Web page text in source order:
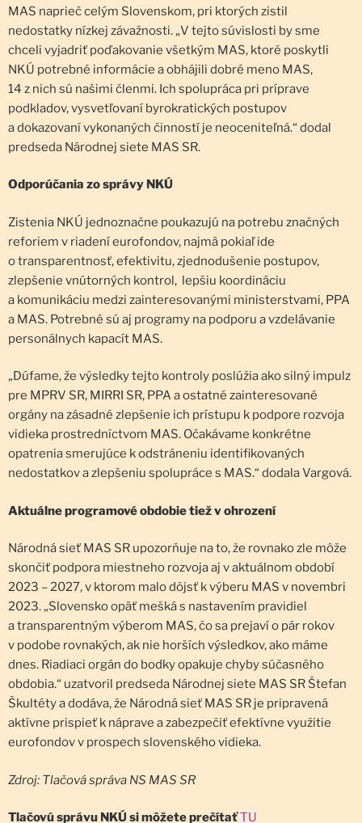
MAS naprieč celým Slovenskom, pri ktorých zistil
nedostatky nízkej závažnosti. „V tejto súvislosti by sme
chceli vyjadriť poďakovanie všetkým MAS, ktoré poskytli
NKÚ potrebné informácie a obhájili dobré meno MAS,
14 z nich sú našimi členmi. Ich spolupráca pri príprave
podkladov, vysvetľovaní byrokratických postupov
a dokazovaní vykonaných činností je neoceniteľná.“ dodal
predseda Národnej siete MAS SR.
Odporúčania zo správy NKÚ
Zistenia NKÚ jednoznačne poukazujú na potrebu značných
reforiem v riadení eurofondov, najmä pokiaľ ide
o transparentnosť, efektivitu, zjednodušenie postupov,
zlepšenie vnútorných kontrol, lepšiu koordináciu
a komunikáciu medzi zainteresovanými ministerstvami, PPA
a MAS. Potrebné sú aj programy na podporu a vzdelávanie
personálnych kapacít MAS.
„Dúfame, že výsledky tejto kontroly poslúžia ako silný impulz
pre MPRV SR, MIRRI SR, PPA a ostatné zainteresované
orgány na zásadné zlepšenie ich prístupu k podpore rozvoja
vidieka prostredníctvom MAS. Očakávame konkrétne
opatrenia smerujúce k odstráneniu identifikovaných
nedostatkov a zlepšeniu spolupráce s MAS.“ dodala Vargová.
Aktuálne programové obdobie tiež v ohrození
Národná sieť MAS SR upozorňuje na to, že rovnako zle môže
skončiť podpora miestneho rozvoja aj v aktuálnom období
2023 – 2027, v ktorom malo dôjsť k výberu MAS v novembri
2023. „Slovensko opäť mešká s nastavením pravidiel
a transparentným výberom MAS, čo sa prejaví o pár rokov
v podobe rovnakých, ak nie horších výsledkov, ako máme
dnes. Riadiaci orgán do bodky opakuje chyby súčasného
obdobia.“ uzatvoril predseda Národnej siete MAS SR Štefan
Škultéty a dodáva, že Národná sieť MAS SR je pripravená
aktívne prispieť k náprave a zabezpečiť efektívne využitie
eurofondov v prospech slovenského vidieka.
Zdroj: Tlačová správa NS MAS SR
Tlačovú správu NKÚ si môžete prečítaťTU